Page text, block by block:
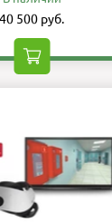
40 500 руб.